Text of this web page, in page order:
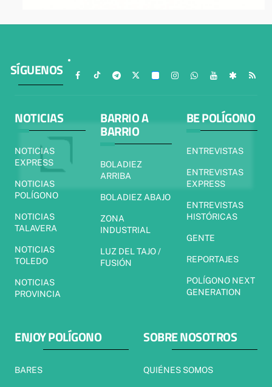
SÍGUENOS
NOTICIAS
NOTICIAS
EXPRESS
NOTICIAS
POLÍGONO
NOTICIAS
TALAVERA
NOTICIAS
TOLEDO
NOTICIAS
PROVINCIA
BARRIO A
BARRIO
BOLADIEZ
ARRIBA
BOLADIEZ ABAJO
ZONA
INDUSTRIAL
LUZ DEL TAJO /
FUSIÓN
BE POLÍGONO
ENTREVISTAS
ENTREVISTAS
EXPRESS
ENTREVISTAS
HISTÓRICAS
GENTE
REPORTAJES
POLÍGONO NEXT
GENERATION
ENJOY POLÍGONO
BARES
SOBRE NOSOTROS
QUIÉNES SOMOS